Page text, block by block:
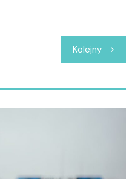
Kolejny